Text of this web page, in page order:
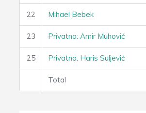
22 Mihael Bebek
23 Privatno: Amir Muhović
25 Privatno: Haris Suljević
Total